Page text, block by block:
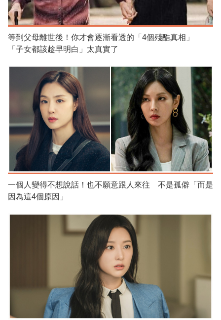
等到父母離世後！你才會逐漸看透的「4個殘酷真相」
「子女都該趁早明白」太真實了
一個人變得不想說話！也不願意跟人來往 不是孤僻「而是
因為這4個原因」